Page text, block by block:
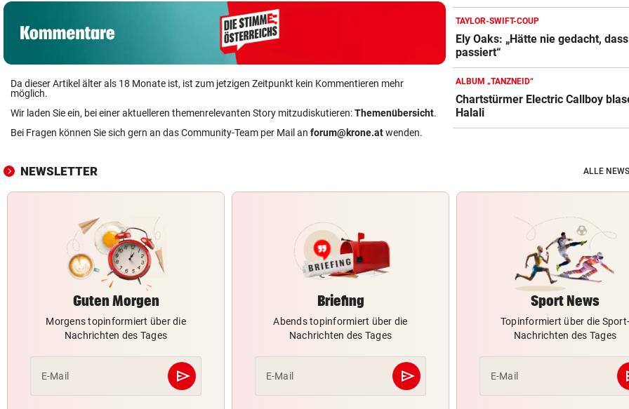
Da dieser Artikel älter als 18 Monate ist, ist zum jetzigen Zeitpunkt kein Kommentieren mehr
möglich.
Wir laden Sie ein, bei einer aktuelleren themenrelevanten Story mitzudiskutieren:Themenübersicht.
Bei Fragen können Sie sich gern an das Community-Team per Mail an forum@krone.atwenden.
TAYLOR-SWIFT-COUP
Ely Oaks: „Hätte nie gedacht,
passiert“
ALBUM „TANZNEID“
Chartstürmer Electric Callboy
Halali
NEWSLETTER ALLE
Guten Morgen
Morgens topinformiert über die
Nachrichten des Tages
E-Mail send
Abschicken
Briefing
Abends topinformiert über die
Nachrichten des Tages
E-Mail send
Abschicken
Sport News
Topinformiert über die Sport-
Nachrichten des Tages
E-Mail